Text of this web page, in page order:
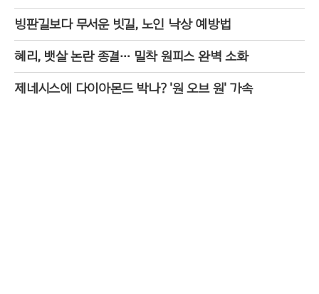
빙판길보다 무서운 빗길, 노인 낙상 예방법
혜리, 뱃살 논란 종결… 밀착 원피스 완벽 소화
제네시스에 다이아몬드 박나? '원 오브 원' 가속